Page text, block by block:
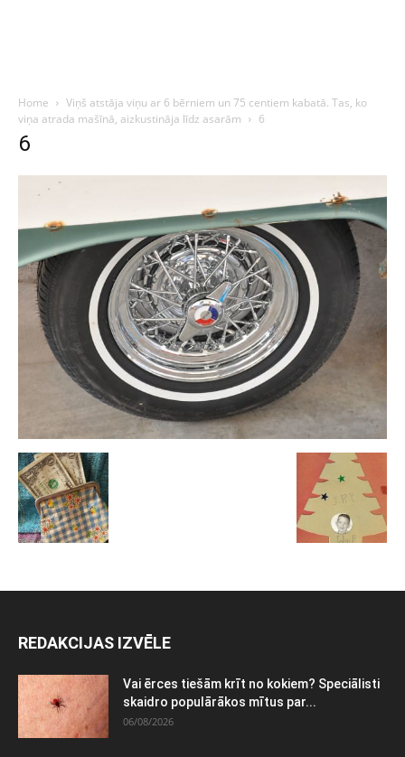
Home
Viņš atstāja viņu ar 6 bērniem un 75 centiem kabatā. Tas, ko
viņa atrada mašīnā, aizkustināja līdz asarām
6
6
REDAKCIJAS IZVĒLE
Vai ērces tiešām krīt no kokiem? Speciālisti
skaidro populārākos mītus par...
06/08/2026